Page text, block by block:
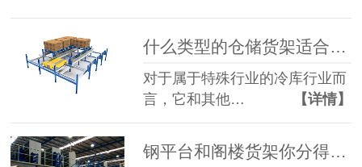
什么类型的仓储货架适合冷库行业使用？
对于属于特殊行业的冷库行业而
言，它和其他…
【详情】
钢平台和阁楼货架你分得清吗？森沃仓储教你辨别！